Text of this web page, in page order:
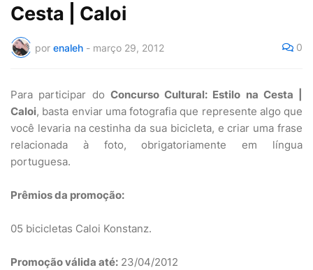
Cesta | Caloi
por enaleh - março 29, 2012 0
Para participar do Concurso Cultural: Estilo na Cesta |
Caloi, basta enviar uma fotografia que represente algo que
você levaria na cestinha da sua bicicleta, e criar uma frase
relacionada à foto, obrigatoriamente em língua
portuguesa.
Prêmios da promoção:
05 bicicletas Caloi Konstanz.
Promoção válida até: 23/04/2012